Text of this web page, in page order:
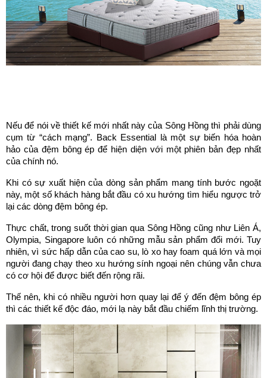
Nếu để nói về thiết kế mới nhất này của Sông Hồng thì phải dùng
cụm từ “cách mạng”. Back Essential là một sự biến hóa hoàn
hảo của đệm bông ép để hiện diện với một phiên bản đẹp nhất
của chính nó.
Khi có sự xuất hiện của dòng sản phẩm mang tính bước ngoặt
này, một số khách hàng bắt đầu có xu hướng tìm hiểu ngược trở
lại các dòng đệm bông ép.
Thực chất, trong suốt thời gian qua Sông Hồng cũng như Liên Á,
Olympia, Singapore luôn có những mẫu sản phẩm đổi mới. Tuy
nhiên, vì sức hấp dẫn của cao su, lò xo hay foam quá lớn và mọi
người đang chạy theo xu hướng sính ngoại nên chúng vẫn chưa
có cơ hội để được biết đến rộng rãi.
Thế nên, khi có nhiều người hơn quay lại để ý đến đệm bông ép
thì các thiết kế độc đáo, mới lạ này bắt đầu chiếm lĩnh thị trường.